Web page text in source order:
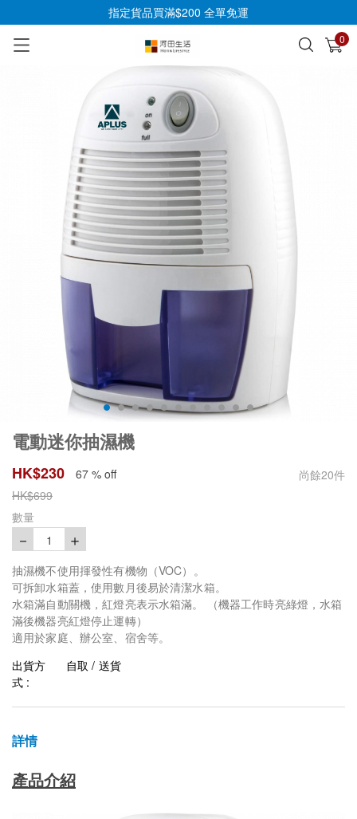
指定貨品買滿$200 全單免運
0
已加入購物車 查看
電動迷你抽濕機
HK$230 67 % off 尚餘20件
HK$699
數量
－ 1 ＋
抽濕機不使用揮發性有機物（VOC）。
可拆卸水箱蓋，使用數月後易於清潔水箱。
水箱滿自動關機，紅燈亮表示水箱滿。 （機器工作時亮綠燈，水箱
滿後機器亮紅燈停止運轉）
適用於家庭、辦公室、宿舍等。
出貨方
式 :
自取 / 送貨
詳情
產品介紹